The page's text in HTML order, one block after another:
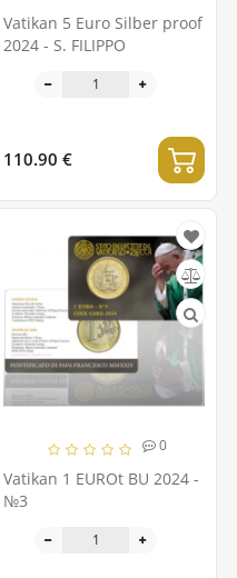
Vatikan 5 Euro Silber proof
2024 - S. FILIPPO
110.90 €
0
Vatikan 1 EUROt BU 2024 -
№3